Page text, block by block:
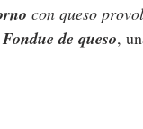
con queso
Fondue de queso,